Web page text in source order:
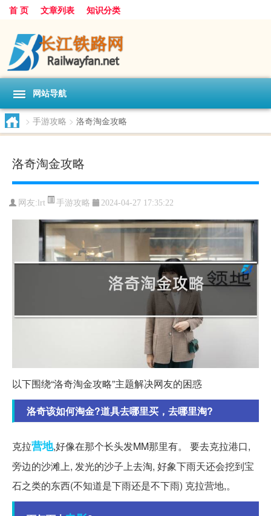
首 页 文章列表 知识分类
网站导航
> 手游攻略 > 洛奇淘金攻略
洛奇淘金攻略
网友: lrt 手游攻略 2024-04-27 17:35:22
以下围绕“洛奇淘金攻略”主题解决网友的困惑
洛奇该如何淘金?道具去哪里买，去哪里淘?
克拉营地,好像在那个长头发MM那里有。 要去克拉港口,
旁边的沙滩上, 发光的沙子上去淘, 好象下雨天还会挖到宝
石之类的东西(不知道是下雨还是不下雨) 克拉营地,。